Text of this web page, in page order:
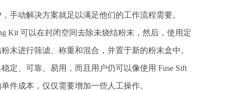
手动解决方案就足以满足他们的工作流程需要。
Kit 可以在封闭空间去除未烧结粉末，然后，使用定
末进行筛滤、称重和混合，并置于新的粉末盒中。
定、可靠、易用，而且用户仍可以像使用 Fuse Sift
件成本，仅仅需要增加一些人工操作。